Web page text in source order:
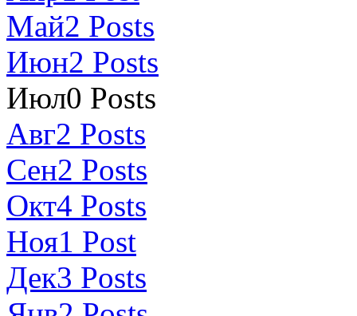
Май2 Posts
Июн2 Posts
Июл0 Posts
Авг2 Posts
Сен2 Posts
Окт4 Posts
Ноя1 Post
Дек3 Posts